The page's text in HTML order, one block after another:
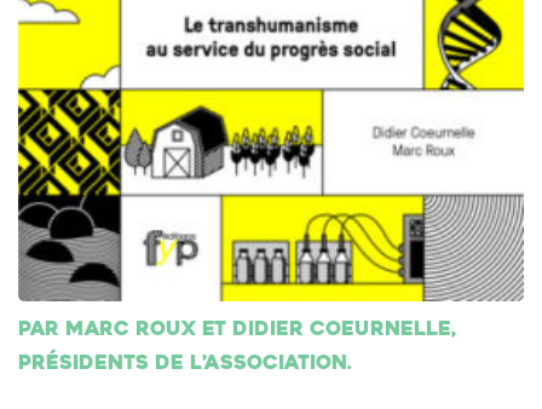
Par Marc Roux et Didier Coeurnelle,
présidents de l’association.